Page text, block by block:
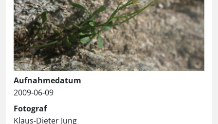
Aufnahmedatum
2009-06-09
Fotograf
Klaus-Dieter Jung